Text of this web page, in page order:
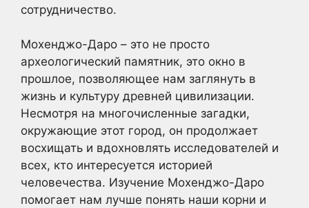
сотрудничество.
Мохенджо-Даро – это не просто
археологический памятник, это окно в
прошлое, позволяющее нам заглянуть в
жизнь и культуру древней цивилизации.
Несмотря на многочисленные загадки,
окружающие этот город, он продолжает
восхищать и вдохновлять исследователей и
всех, кто интересуется историей
человечества. Изучение Мохенджо-Даро
помогает нам лучше понять наши корни и